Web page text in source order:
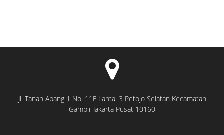
Jl. Tanah Abang 1 No. 11F Lantai 3 Petojo Selatan Kecamatan
Gambir Jakarta Pusat 10160